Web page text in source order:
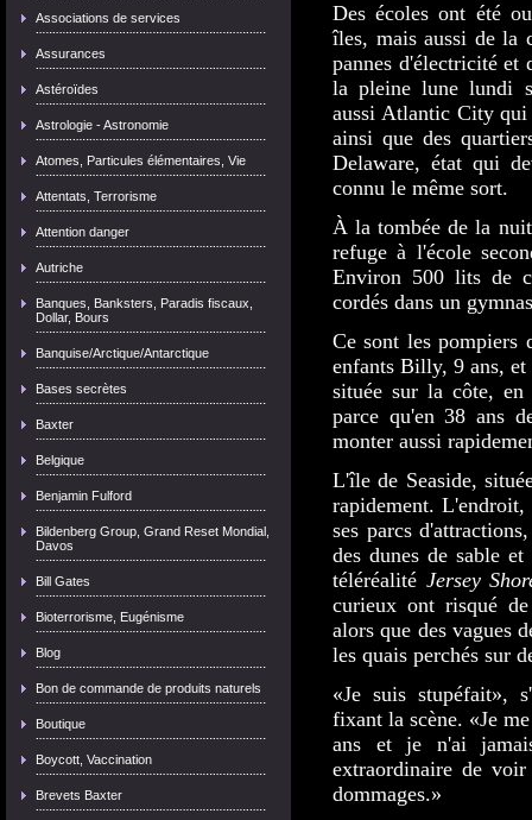
Associations de services
Assurances
Astéroïdes
Astrologie - Astronomie
Atomes, Particules élémentaires, Vie
Attentats, Terrorisme
Attention danger
Autriche
Banques, Banksters, Paradis fiscaux,
Dollar, Bours
Banquise/Arctique/Antarctique
Bases secrètes
Baxter
Belgique
Benjamin Fulford
Bildenberg Group, Grand Reset Mondial,
Davos
Bill Gates
Bioterrorisme, Eugénisme
Blog
Bon de commande de produits naturels
Boutique
Boycott, Vaccination
Brevets Baxter
Des écoles ont été
îles, mais aussi de la
pannes d'électricité et
la pleine lune lundi
aussi Atlantic City qui
ainsi que des
Delaware, état qui
connu le même sort.
À la tombée de la
refuge à l'école
Environ 500 lits de
cordés dans un
Ce sont les pompiers
enfants Billy, 9 ans,
située sur la côte,
parce qu'en 38 ans
monter aussi
L'île de Seaside,
rapidement. L'endroit,
ses parcs
des dunes de sable
téléréalité Jersey
curieux ont risqué
alors que des vagues
les quais perchés sur
«Je suis stupéfait»,
fixant la scène. «Je
ans et je n'ai
extraordinaire de
dommages.»